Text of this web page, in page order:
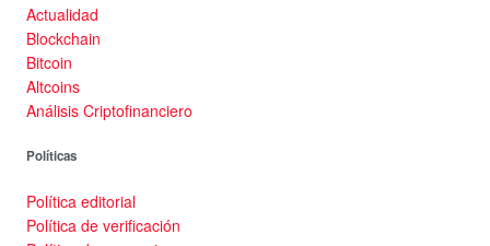
Actualidad
Blockchain
Bitcoin
Altcoins
Análisis Criptofinanciero
Políticas
Política editorial
Política de verificación